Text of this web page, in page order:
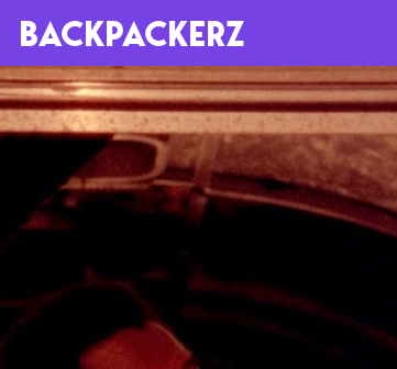
BACKPACKERZ
RADIO
Playlists
Mixes